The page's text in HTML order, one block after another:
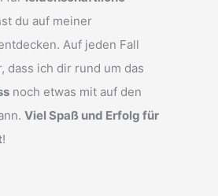
du auf meiner
Auf jeden Fall
dass ich dir rund um das
noch etwas mit auf den
Viel Spaß und Erfolg für
!